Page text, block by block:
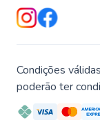
Condições
poderão ter